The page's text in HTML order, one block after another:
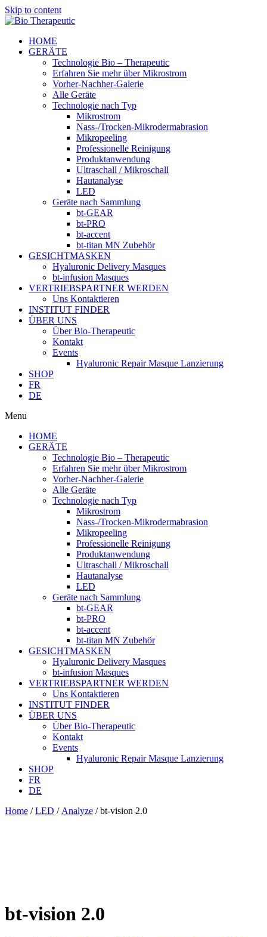
Skip to content
HOME
GERÄTE
Technologie Bio – Therapeutic
Erfahren Sie mehr über Mikrostrom
Vorher-Nachher-Galerie
Alle Geräte
Technologie nach Typ
Mikrostrom
Nass-/Trocken-Mikrodermabrasion
Mikropeeling
Professionelle Reinigung
Produktanwendung
Ultraschall / Mikroschall
Hautanalyse
LED
Geräte nach Sammlung
bt-GEAR
bt-PRO
bt-accent
bt-titan MN Zubehör
GESICHTMASKEN
Hyaluronic Delivery Masques
bt-infusion Masques
VERTRIEBSPARTNER WERDEN
Uns Kontaktieren
INSTITUT FINDER
ÜBER UNS
Über Bio-Therapeutic
Kontakt
Events
Hyaluronic Repair Masque Lanzierung
SHOP
FR
DE
Menu
HOME
GERÄTE
Technologie Bio – Therapeutic
Erfahren Sie mehr über Mikrostrom
Vorher-Nachher-Galerie
Alle Geräte
Technologie nach Typ
Mikrostrom
Nass-/Trocken-Mikrodermabrasion
Mikropeeling
Professionelle Reinigung
Produktanwendung
Ultraschall / Mikroschall
Hautanalyse
LED
Geräte nach Sammlung
bt-GEAR
bt-PRO
bt-accent
bt-titan MN Zubehör
GESICHTMASKEN
Hyaluronic Delivery Masques
bt-infusion Masques
VERTRIEBSPARTNER WERDEN
Uns Kontaktieren
INSTITUT FINDER
ÜBER UNS
Über Bio-Therapeutic
Kontakt
Events
Hyaluronic Repair Masque Lanzierung
SHOP
FR
DE
Home /LED / Analyze / bt-vision 2.0
bt-vision 2.0